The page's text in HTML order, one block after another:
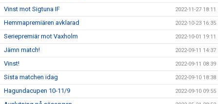
Vinst mot Sigtuna IF 2022-11-27 18:11
Hemmapremiären avklarad 2022-10-23 16:35
Seriepremiär mot Vaxholm 2022-10-01 19:11
Jämn match! 2022-09-11 14:37
Vinst! 2022-09-11 08:39
Sista matchen idag 2022-09-10 18:38
Hagundacupen 10-11/9 2022-09-10 09:55